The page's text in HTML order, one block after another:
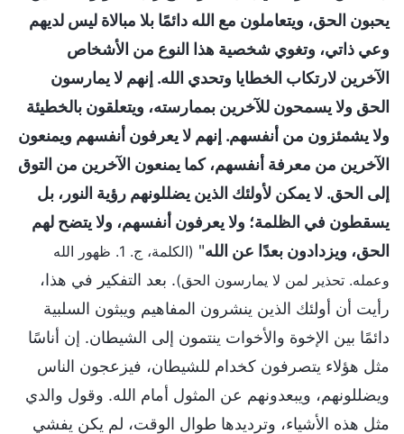
يحبون الحق، ويتعاملون مع الله دائمًا بلا مبالاة ليس لديهم
وعي ذاتي، وتغوي شخصية هذا النوع من الأشخاص
الآخرين لارتكاب الخطايا وتحدي الله. إنهم لا يمارسون
الحق ولا يسمحون للآخرين بممارسته، ويتعلقون بالخطيئة
ولا يشمئزون من أنفسهم. إنهم لا يعرفون أنفسهم ويمنعون
الآخرين من معرفة أنفسهم، كما يمنعون الآخرين من التوق
إلى الحق. لا يمكن لأولئك الذين يضللونهم رؤية النور، بل
يسقطون في الظلمة؛ ولا يعرفون أنفسهم، ولا يتضح لهم
الحق، ويزدادون بعدًا عن الله"
(الكلمة، ج. 1. ظهور الله
وعمله. تحذير لمن لا يمارسون الحق). بعد التفكير في هذا،
رأيت أن أولئك الذين ينشرون المفاهيم ويبثون السلبية
دائمًا بين الإخوة والأخوات ينتمون إلى الشيطان. إن أناسًا
مثل هؤلاء يتصرفون كخدام للشيطان، فيزعجون الناس
ويضللونهم، ويبعدونهم عن المثول أمام الله. وقول والدي
مثل هذه الأشياء، وترديدها طوال الوقت، لم يكن يفشي